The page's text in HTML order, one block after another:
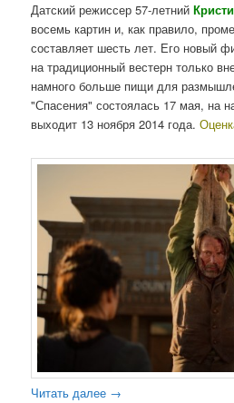
Датский режиссер 57-летний
восемь картин и, как правило,
составляет шесть лет. Его новый
на традиционный вестерн только
намного больше пищи для
"Спасения" состоялась 17 мая, на
выходит 13 ноября 2014 года.
Читать далее →